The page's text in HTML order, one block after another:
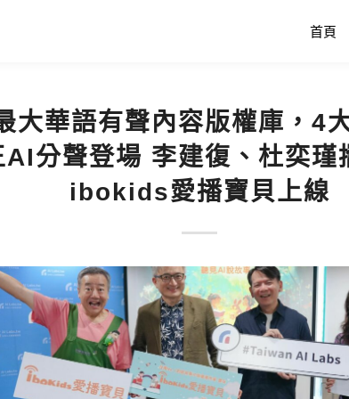
首頁
大華語有聲內容版權庫，4
AI分聲登場 李建復、杜奕瑾
ibokids愛播寶貝上線